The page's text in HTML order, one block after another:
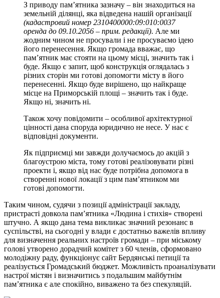
З приводу пам’ятника зазначу – він знаходиться на
земельній ділянці, яка відведена нашій організації
(кадастровий номер 2310400000:09:010:0037
оренда до 09.10.2056 – прим. редакції). Але ми
жодним чином не просували і не просуваємо ідею
його перенесення. Якщо громада вважає, що
пам’ятник має стояти на цьому місці, значить так і
буде. Якщо є запит, щоб конструкція оглядалась з
різних сторін ми готові допомогти місту в його
перенесенні. Якщо буде вирішено, що найкраще
місце на Приморській площі – значить так і буде.
Якщо ні, значить ні.
Також хочу повідомити – особливої архітектурної
цінності дана споруда юридично не несе. У нас є
відповідні документи.
Як підприємці ми завжди долучаємось до акцій з
благоустрою міста, тому готові реалізовувати різні
проекти і, якщо від нас буде потрібна допомога в
створенні нової локації з цим пам’ятником ми
готові допомогти.
Таким чином, судячи з позиції адміністрації закладу,
пристрасті довкола пам’ятника «Людина і стихія» створені
штучно. А якщо дана тема викликає значний резонанс в
суспільстві, на сьогодні у влади є достатньо важелів впливу
для визначення реальних настроїв громади – при міському
голові утворено дорадчий комітет з 60 членів, сформовано
молодіжну раду, функціонує сайт Бердянські петиції та
реалізується Громадський бюджет. Можливість проаналізувати
настрої містян і визначитись з подальшим майбутнім
пам’ятника є але спокійно, виважено та без спекуляцій.